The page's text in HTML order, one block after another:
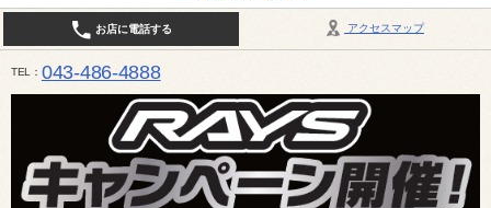
アクセスマップ
お店に電話する
TEL 043-486-4888
平日9:30～18:30 日・祝日10:00～18:00 最終作業受付：平日18:00 日・祝日17:00 / 定休日：